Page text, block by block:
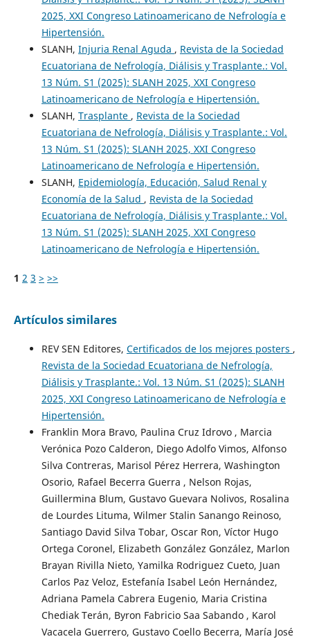
2025, XXI Congreso Latinoamericano de Nefrología e
Hipertensión.
SLANH, Injuria Renal Aguda , Revista de la Sociedad
Ecuatoriana de Nefrología, Diálisis y Trasplante.: Vol.
13 Núm. S1 (2025): SLANH 2025, XXI Congreso
Latinoamericano de Nefrología e Hipertensión.
SLANH, Trasplante , Revista de la Sociedad
Ecuatoriana de Nefrología, Diálisis y Trasplante.: Vol.
13 Núm. S1 (2025): SLANH 2025, XXI Congreso
Latinoamericano de Nefrología e Hipertensión.
SLANH, Epidemiología, Educación, Salud Renal y
Economía de la Salud , Revista de la Sociedad
Ecuatoriana de Nefrología, Diálisis y Trasplante.: Vol.
13 Núm. S1 (2025): SLANH 2025, XXI Congreso
Latinoamericano de Nefrología e Hipertensión.
1 2 3 > >>
Artículos similares
REV SEN Editores, Certificados de los mejores posters ,
Revista de la Sociedad Ecuatoriana de Nefrología,
Diálisis y Trasplante.: Vol. 13 Núm. S1 (2025): SLANH
2025, XXI Congreso Latinoamericano de Nefrología e
Hipertensión.
Franklin Mora Bravo, Paulina Cruz Idrovo , Marcia
Verónica Pozo Calderon, Diego Adolfo Vimos, Alfonso
Silva Contreras, Marisol Pérez Herrera, Washington
Osorio, Rafael Becerra Guerra , Nelson Rojas,
Guillermina Blum, Gustavo Guevara Nolivos, Rosalina
de Lourdes Lituma, Wilmer Stalin Sanango Reinoso,
Santiago David Silva Tobar, Oscar Ron, Víctor Hugo
Ortega Coronel, Elizabeth González González, Marlon
Brayan Rivilla Nieto, Yamilka Rodriguez Cueto, Juan
Carlos Paz Veloz, Estefanía Isabel León Hernández,
Adriana Pamela Cabrera Eugenio, Maria Cristina
Chediak Terán, Byron Fabricio Saa Sabando , Karol
Vacacela Guerrero, Gustavo Coello Becerra, María José